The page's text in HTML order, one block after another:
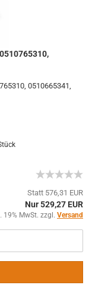
0510665341,
Statt 576,31 EUR
Nur 529,27 EUR
19% MwSt. zzgl. Versand